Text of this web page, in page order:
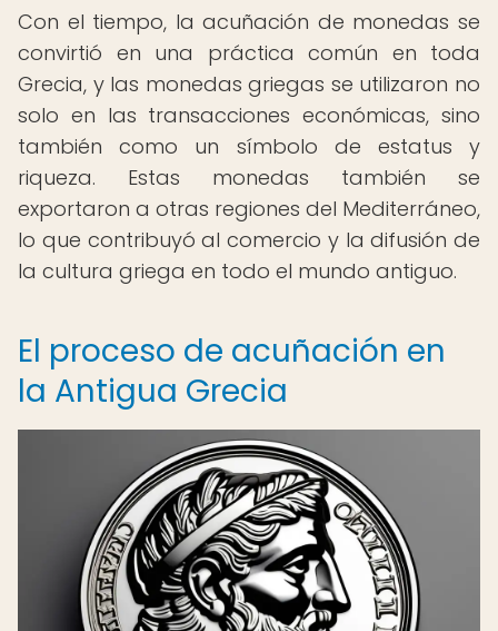
Con el tiempo, la acuñación de monedas se
convirtió en una práctica común en toda
Grecia, y las monedas griegas se utilizaron no
solo en las transacciones económicas, sino
también como un símbolo de estatus y
riqueza. Estas monedas también se
exportaron a otras regiones del Mediterráneo,
lo que contribuyó al comercio y la difusión de
la cultura griega en todo el mundo antiguo.
El proceso de acuñación en
la Antigua Grecia